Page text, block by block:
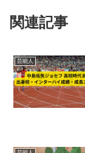
関連記事
芸能人